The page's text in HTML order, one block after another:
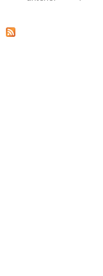
Páginas